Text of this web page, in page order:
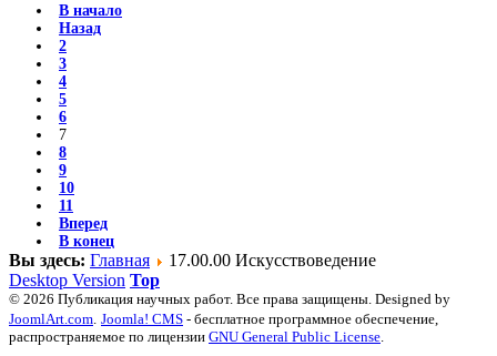
В начало
Назад
2
3
4
5
6
7
8
9
10
11
Вперед
В конец
Вы здесь: Главная
17.00.00 Искусствоведение
Desktop Version Top
© 2026 Публикация научных работ. Все права защищены. Designed by
JoomlArt.com. Joomla! CMS - бесплатное программное обеспечение,
распространяемое по лицензии GNU General Public License.